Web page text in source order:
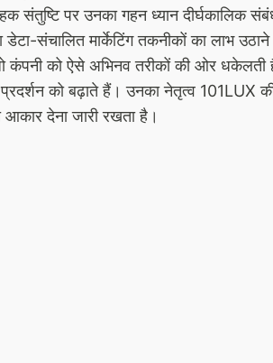
संतुष्टि पर उनका गहन ध्यान दीर्घकालिक
डेटा-संचालित मार्केटिंग तकनीकों का लाभ उठाने
को ऐसे अभिनव तरीकों की ओर धकेलती
को बढ़ाते हैं। उनका नेतृत्व 101LUX
आकार देना जारी रखता है।